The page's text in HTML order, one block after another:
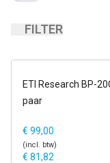
FILTER
1-2 dagen
ETI Research BP-
paar
€ 99,00
(incl. btw)
€ 81,82